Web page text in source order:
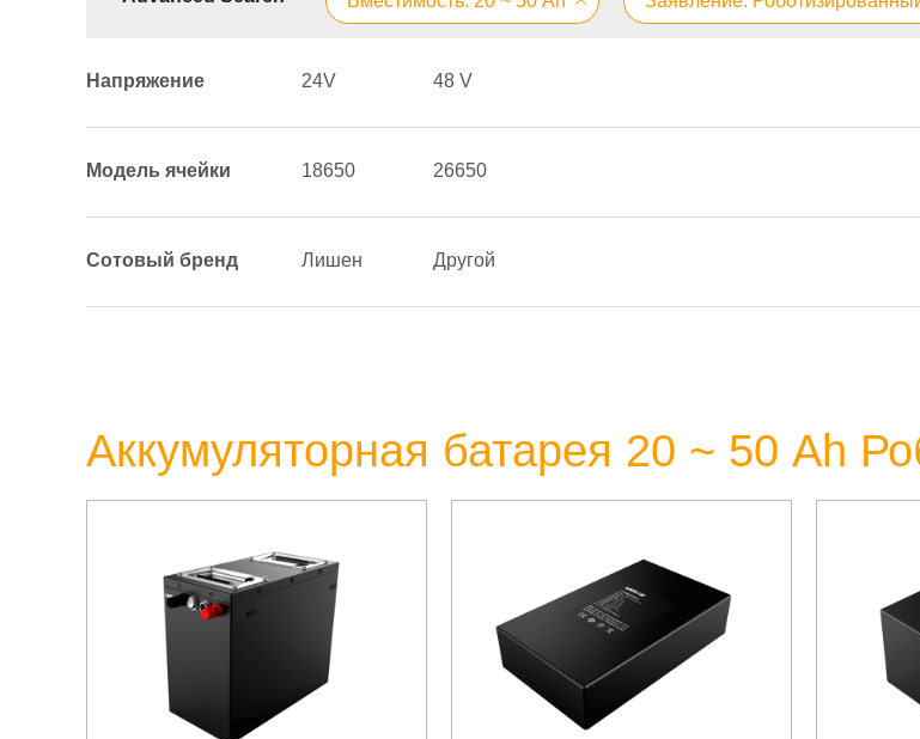
Напряжение 24V 48 V
Модель ячейки 18650 26650
Сотовый бренд Лишен Другой
Аккумуляторная батарея 20 ~ 50 Аh